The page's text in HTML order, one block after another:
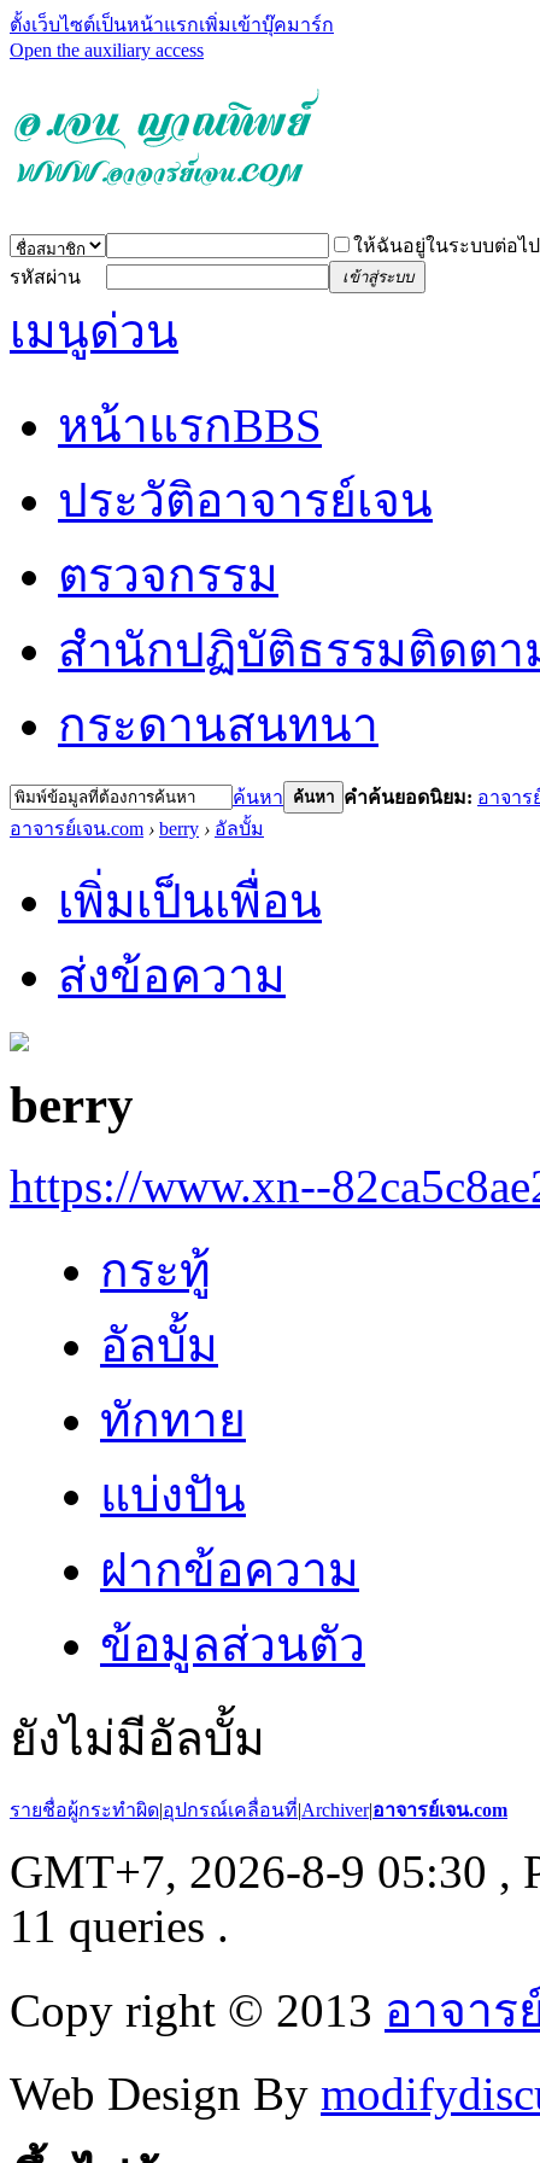
ตั้งเว็บไซต์เป็นหน้าแรกเพิ่มเข้าบุ๊คมาร์ก
Open the auxiliary access
ให้ฉันอยู่ในระบบต่อไป
รหัสผ่าน
เข้าสู่ระบบ
เมนูด่วน
หน้าแรกBBS
ประวัติอาจารย์เจน
ตรวจกรรม
สำนักปฏิบัติธรรมติดต
กระดานสนทนา
ค้นหา ค้นหา คำค้นยอดนิยม: อาจาร
อาจารย์เจน.com › berry › อัลบั้ม
เพิ่มเป็นเพื่อน
ส่งข้อความ
berry
https://www.xn--
กระทู้
อัลบั้ม
ทักทาย
แบ่งปัน
ฝากข้อความ
ข้อมูลส่วนตัว
ยังไม่มีอัลบั้ม
รายชื่อผู้กระทำผิด|อุปกรณ์เคลื่อนที่|Archiver|อาจารย์เจน.com
GMT+7, 2026-8-9 05:30 ,
11 queries .
Copy right © 2013 อาจาร
Web Design By